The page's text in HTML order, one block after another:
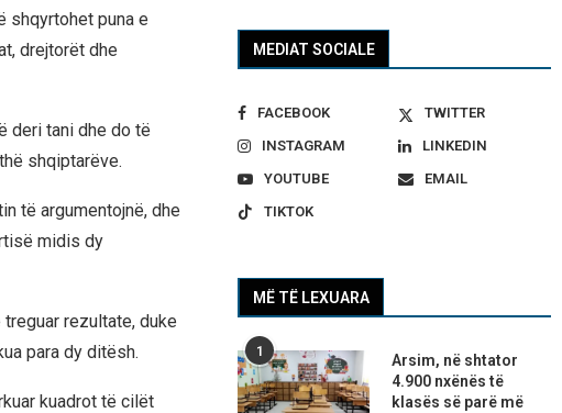
shqyrtohet puna e
drejtorët dhe
deri tani dhe do të
shqiptarëve.
të argumentojnë, dhe
midis dy
rezultate, duke
para dy ditësh.
kuadrot të cilët
MEDIAT SOCIALE
FACEBOOK
TWITTER
INSTAGRAM
LINKEDIN
YOUTUBE
EMAIL
TIKTOK
MË TË LEXUARA
1
Arsim, në shtator
4.900 nxënës të
klasës së parë më